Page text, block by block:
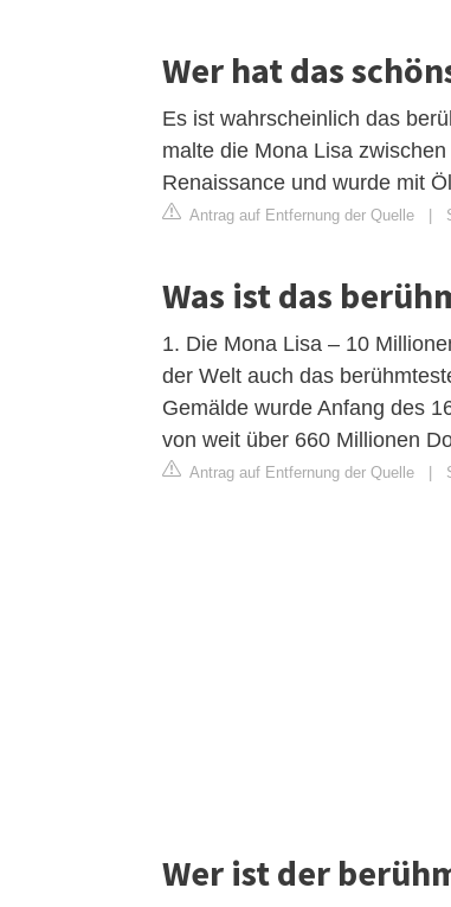
Wer hat das
Es ist wahrscheinlich das
malte die Mona Lisa
Renaissance und wurde mit
Antrag auf Entfernung der Quelle
Was ist das
1. Die Mona Lisa – 10
der Welt auch das
Gemälde wurde Anfang des
von weit über 660 Millionen
Antrag auf Entfernung der Quelle
Wer ist der